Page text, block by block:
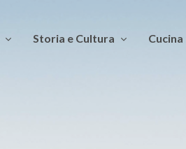
Storia e Cultura Cucina